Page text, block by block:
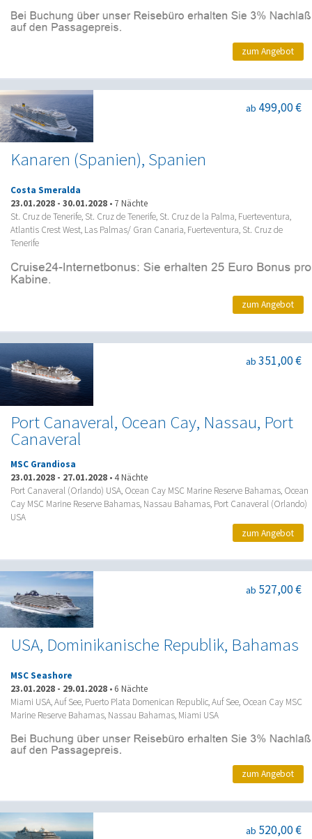
zum Angebot
Kanaren (Spanien), Spanien
ab 499,00 €
Costa Smeralda
23.01.2028 - 30.01.2028 • 7 Nächte
St. Cruz de Tenerife, St. Cruz de Tenerife, St. Cruz de la Palma, Fuerteventura,
Atlantis Crest West, Las Palmas/ Gran Canaria, Fuerteventura, St. Cruz de
Tenerife
zum Angebot
Port Canaveral, Ocean Cay, Nassau, Port
Canaveral
ab 351,00 €
MSC Grandiosa
23.01.2028 - 27.01.2028 •4 Nächte
Port Canaveral (Orlando) USA, Ocean Cay MSC Marine Reserve Bahamas, Ocean
Cay MSC Marine Reserve Bahamas, Nassau Bahamas, Port Canaveral (Orlando)
USA
zum Angebot
USA, Dominikanische Republik, Bahamas
ab 527,00 €
MSC Seashore
23.01.2028 - 29.01.2028 • 6 Nächte
Miami USA, Auf See, Puerto Plata Domenican Republic, Auf See, Ocean Cay MSC
Marine Reserve Bahamas, Nassau Bahamas, Miami USA
zum Angebot
ab 520,00 €